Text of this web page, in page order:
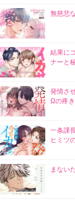
無慈悲
結果に
ナーと
発情さ
Ωの疼
一条課
ヒミツ
まない